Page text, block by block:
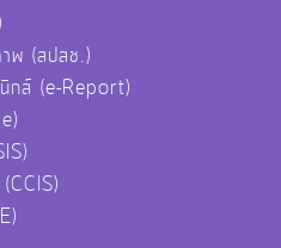
พ (สปสช.)
นิกส์ (e-Report)